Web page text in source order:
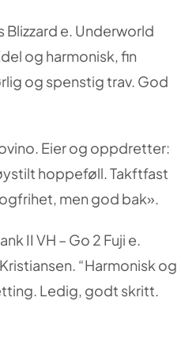
e. Underworld
og harmonisk, fin
og spenstig trav. God
Eier og oppdretter:
hoppeføll. Takftfast
men god bak».
II VH – Go 2 Fuji e.
“Harmonisk og
Ledig, godt skritt.